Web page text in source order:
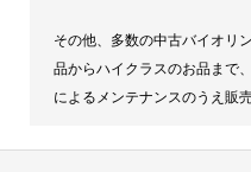
その他、多数の中古バイオリ
品からハイクラスのお品まで
によるメンテナンスのうえ販